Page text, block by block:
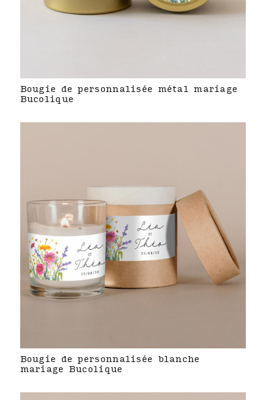
Bougie de personnalisée métal mariage
Bucolique
Bougie de personnalisée blanche
mariage Bucolique